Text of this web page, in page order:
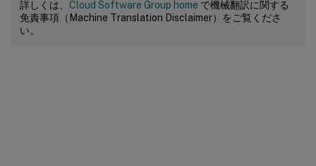
詳しくは、 Cloud Software Group home で機械翻訳に関する
免責事項（Machine Translation Disclaimer）をご覧くださ
い。